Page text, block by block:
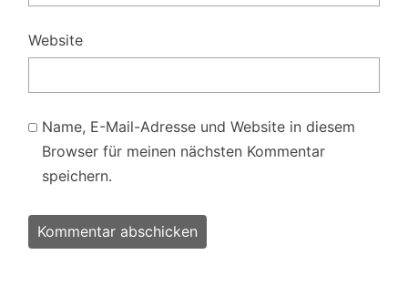
Website
Name, E-Mail-Adresse und Website in diesem
Browser für meinen nächsten Kommentar
speichern.